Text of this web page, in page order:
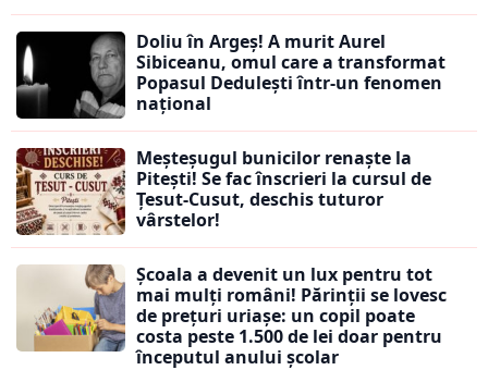
Doliu în Argeș! A murit Aurel
Sibiceanu, omul care a transformat
Popasul Dedulești într-un fenomen
național
Meșteșugul bunicilor renaște la
Pitești! Se fac înscrieri la cursul de
Țesut-Cusut, deschis tuturor
vârstelor!
Școala a devenit un lux pentru tot
mai mulți români! Părinții se lovesc
de prețuri uriașe: un copil poate
costa peste 1.500 de lei doar pentru
începutul anului școlar